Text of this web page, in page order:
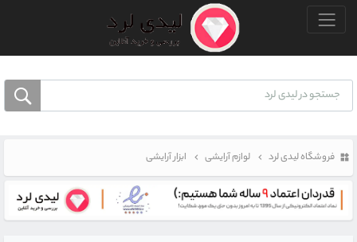
منو بالا
فروشگاه لیدی لرد لوازم آرایشی ابزار آرایشی